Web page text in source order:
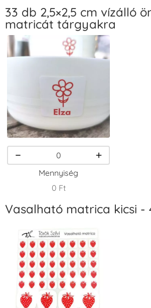
VersaCraft
Tintapárna -
Bordó
+1.380 Ft
VersaCraft
Tintapárna -
Citromsárga
+1.380 Ft
VersaCraft
Tintapárna -
Csokibarna
+1.380 Ft
VersaCraft
Tintapárna -
Erdőzöld
+790 Ft
VersaCraft
Fekete
+1.380 Ft
VersaCraft
Fenyőzöld
+1.380 Ft
33 db 2,5×2,5 cm vízálló
matricát tárgyakra
Mennyiség
0 Ft
Vasalható matrica kicsi -